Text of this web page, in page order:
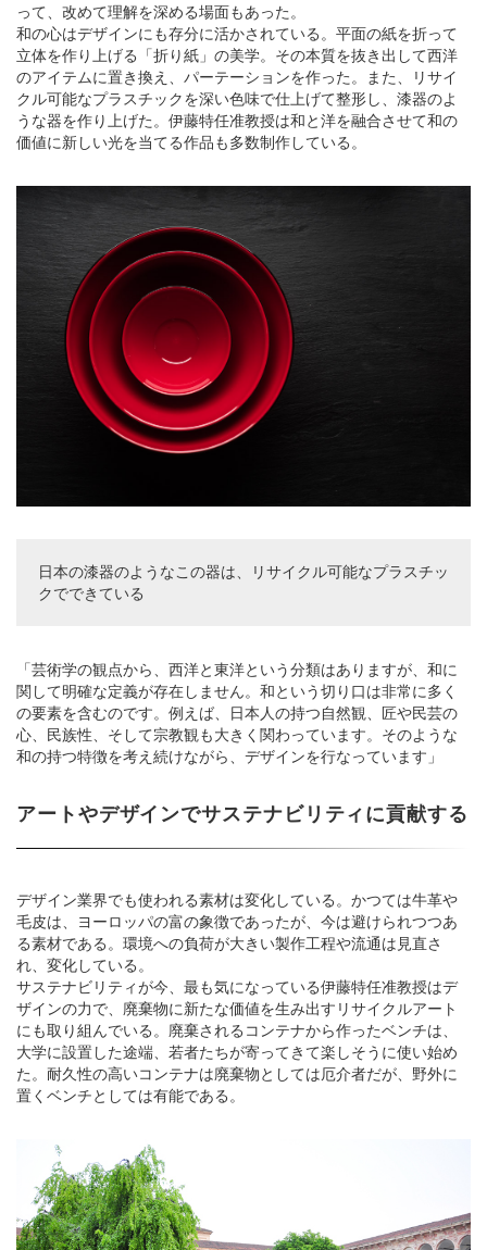
って、改めて理解を深める場面もあった。
和の心はデザインにも存分に活かされている。平面の紙を折って
立体を作り上げる「折り紙」の美学。その本質を抜き出して西洋
のアイテムに置き換え、パーテーションを作った。また、リサイ
クル可能なプラスチックを深い色味で仕上げて整形し、漆器のよ
うな器を作り上げた。伊藤特任准教授は和と洋を融合させて和の
価値に新しい光を当てる作品も多数制作している。
日本の漆器のようなこの器は、リサイクル可能なプラスチッ
クでできている
「芸術学の観点から、西洋と東洋という分類はありますが、和に
関して明確な定義が存在しません。和という切り口は非常に多く
の要素を含むのです。例えば、日本人の持つ自然観、匠や民芸の
心、民族性、そして宗教観も大きく関わっています。そのような
和の持つ特徴を考え続けながら、デザインを行なっています」
アートやデザインでサステナビリティに貢献する
デザイン業界でも使われる素材は変化している。かつては牛革や
毛皮は、ヨーロッパの富の象徴であったが、今は避けられつつあ
る素材である。環境への負荷が大きい製作工程や流通は見直さ
れ、変化している。
サステナビリティが今、最も気になっている伊藤特任准教授はデ
ザインの力で、廃棄物に新たな価値を生み出すリサイクルアート
にも取り組んでいる。廃棄されるコンテナから作ったベンチは、
大学に設置した途端、若者たちが寄ってきて楽しそうに使い始め
た。耐久性の高いコンテナは廃棄物としては厄介者だが、野外に
置くベンチとしては有能である。